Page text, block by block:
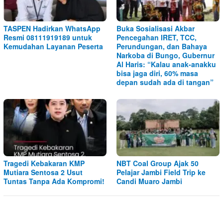
TASPEN Hadirkan WhatsApp
Resmi 08111919189 untuk
Kemudahan Layanan Peserta
Buka Sosialisasi Akbar
Pencegahan IRET, TCC,
Perundungan, dan Bahaya
Narkoba di Bungo, Gubernur
Al Haris: “Kalau anak-anakku
bisa jaga diri, 60% masa
depan sudah ada di tangan”
Tragedi Kebakaran KMP
Mutiara Sentosa 2 Usut
Tuntas Tanpa Ada Kompromi!
NBT Coal Group Ajak 50
Pelajar Jambi Field Trip ke
Candi Muaro Jambi